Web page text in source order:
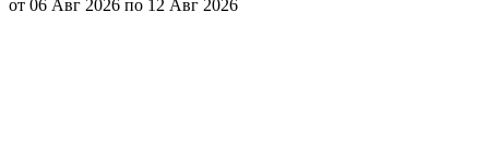
от 06 Авг 2026 по 12 Авг 2026